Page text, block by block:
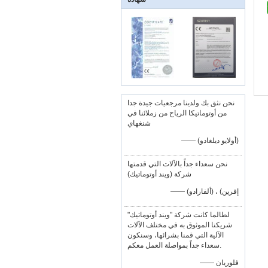
نحن نثق بك ولدينا مرجعيات جيدة جدا
من أوتوماتيكا الرياح من زملائنا في
شنغهاي
—— (أولايو ديلغادو)
نحن سعداء جداً بالآلات التي قدمتها
شركة (ويند أوتوماتيك)
—— إفرين) ، (ألفارادو)
لطالما كانت شركة "ويند أوتوماتيك"
شريكنا الموثوق به في مختلف الآلات
الآلية التي قمنا بشرائها، وسنكون
سعداء جداً بمواصلة العمل معكم.
—— فلوريان